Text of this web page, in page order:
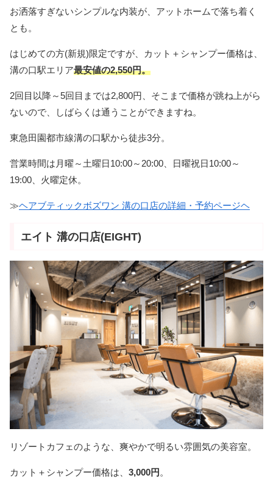
お洒落すぎないシンプルな内装が、アットホームで落ち着く
とも。
はじめての方(新規)限定ですが、カット＋シャンプー価格は、
溝の口駅エリア最安値の2,550円。
2回目以降～5回目までは2,800円、そこまで価格が跳ね上がら
ないので、しばらくは通うことができますね。
東急田園都市線溝の口駅から徒歩3分。
営業時間は月曜～土曜日10:00～20:00、日曜祝日10:00～
19:00、火曜定休。
≫ヘアブティックボズワン 溝の口店の詳細・予約ページヘ
エイト 溝の口店(EIGHT)
リゾートカフェのような、爽やかで明るい雰囲気の美容室。
カット＋シャンプー価格は、 3,000円 。